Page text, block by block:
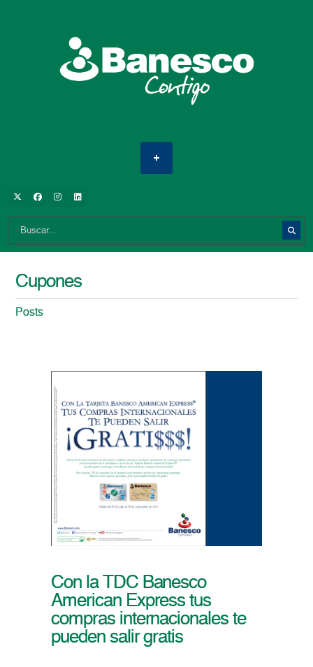
Cupones
Posts
Con la TDC Banesco
American Express tus
compras internacionales te
pueden salir gratis